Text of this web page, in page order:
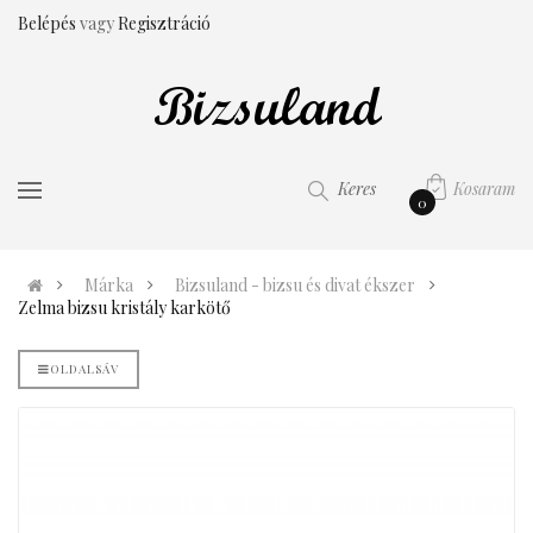
Belépés vagyRegisztráció
Kosaram
0
Keres
Márka
Bizsuland - bizsu és divat ékszer
Zelma bizsu kristály karkötő
OLDALSÁV